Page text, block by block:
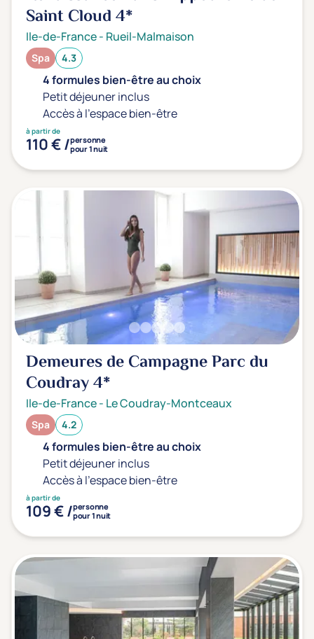
Saint Cloud4*
Ile-de-France- Rueil-Malmaison
Spa 4.3
4 formules bien-être au choix
Petit déjeuner inclus
Accès à l'espace bien-être
à partir de
110 € /personne
pour 1 nuit
Demeures de Campagne Parc du
Coudray4*
Ile-de-France- Le Coudray-Montceaux
Spa 4.2
4 formules bien-être au choix
Petit déjeuner inclus
Accès à l'espace bien-être
à partir de
109 € /personne
pour 1 nuit